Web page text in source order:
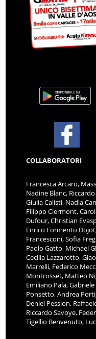
COLLABORATORI
Francesca Arcaro,
Nadine Blanc,
Giulia Calisti, Nadia
Filippo Clermont,
Dufour, Christian
Enrico Formento
Francesconi, Sofia
Paolo Gatto, Michael
Cecilia Lazzarotto,
Marrelli, Federico
Montrosset, Matteo
Emiliano Pala,
Ponsetto, Andrea
Deniel Pession,
Riccardo Savoye,
Tigellio Benvenuto,